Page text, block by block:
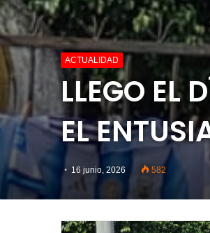
ACTUALIDAD
LLEGO EL
EL
16 junio, 2026 582